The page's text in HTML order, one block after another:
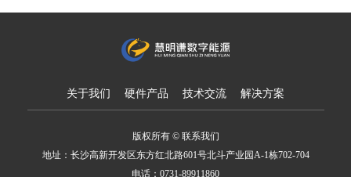
关于我们 硬件产品 技术交流 解决方案
版权所有 © 联系我们
地址：长沙高新开发区东方红北路601号北斗产业园A-1栋702-704
电话：0731-89911860